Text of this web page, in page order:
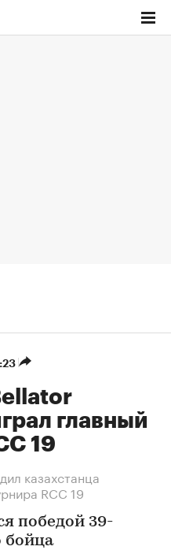
главный
19
казахстанца
RCC 19
победой 39-
бойца